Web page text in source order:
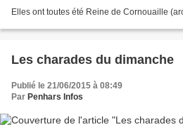
Elles ont toutes été Reine de Cornouaille
Les charades du dimanche
Publié le 21/06/2015 à 08:49
Par Penhars Infos